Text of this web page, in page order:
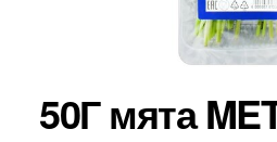
50Г мята